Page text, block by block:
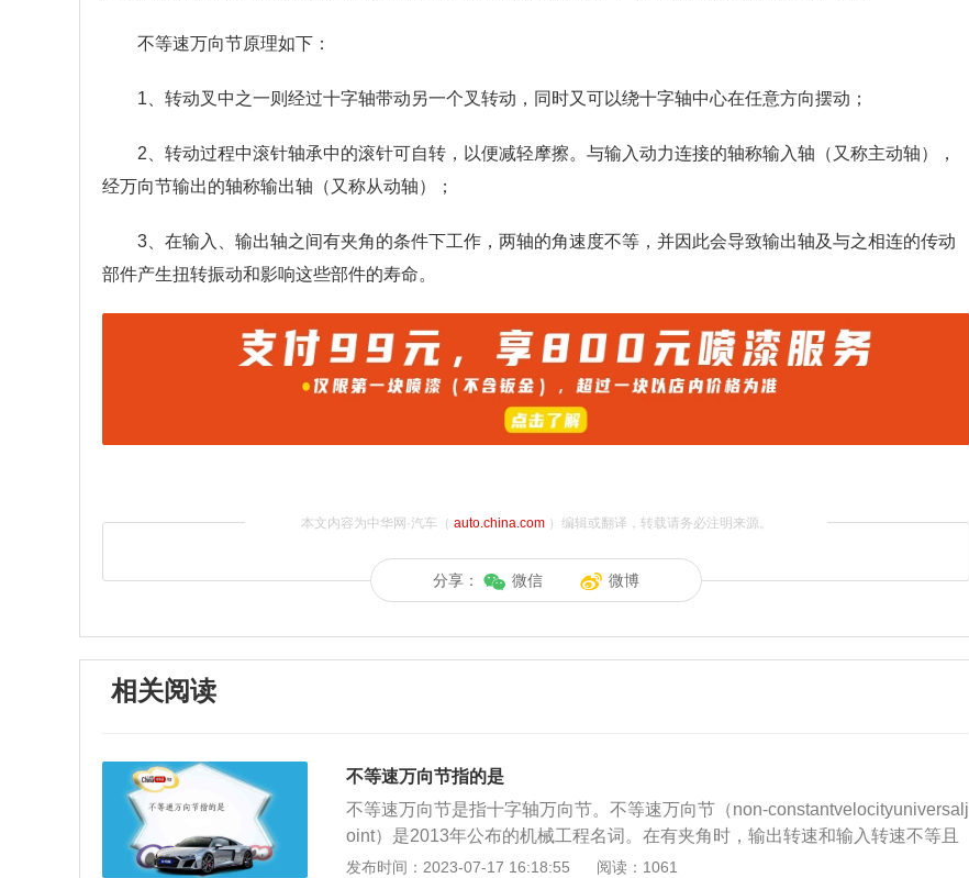
不等速万向节原理如下：
1、转动叉中之一则经过十字轴带动另一个叉转动，同时又可以绕十字轴中心在任意方向摆动；
2、转动过程中滚针轴承中的滚针可自转，以便减轻摩擦。与输入动力连接的轴称输入轴（又称主动轴），
经万向节输出的轴称输出轴（又称从动轴）；
3、在输入、输出轴之间有夹角的条件下工作，两轴的角速度不等，并因此会导致输出轴及与之相连的传动
部件产生扭转振动和影响这些部件的寿命。
本文内容为中华网·汽车（ auto.china.com）编辑或翻译，转载请务必注明来源。
分享： 微信 微博
相关阅读
不等速万向节指的是
不等速万向节是指十字轴万向节。不等速万向节（non-constantvelocityuniversalj
oint）是2013年公布的机械工程名词。在有夹角时，输出转速和输入转速不等且
呈周期性变化的万向节。不等速万向节是万向节中的一种。不等速万向节原理如
发布时间：2023-07-17 16:18:55 阅读：1061